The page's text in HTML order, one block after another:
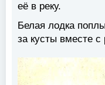
её в реку.
Белая лодка
за кусты вместе с